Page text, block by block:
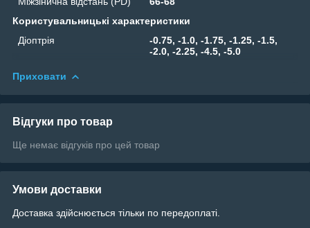
Користувальницькі характеристики
Діоптрія
-0.75, -1.0, -1.75, -1.25, -1.5,
-2.0, -2.25, -4.5, -5.0
Приховати
Відгуки про товар
Ще немає відгуків про цей товар
Умови доставки
Доставка здійснюється тільки по передоплаті.